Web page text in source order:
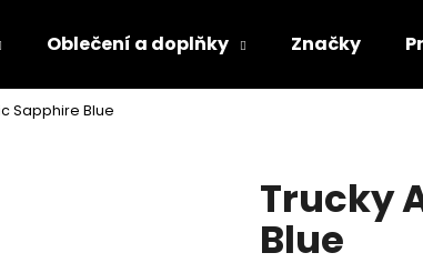
Oblečení a doplňky Značky
Sapphire Blue
Trucky
Blue
Co potřebujete najít?
HLEDAT